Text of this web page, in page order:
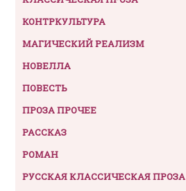
КОНТРКУЛЬТУРА
МАГИЧЕСКИЙ РЕАЛИЗМ
НОВЕЛЛА
ПОВЕСТЬ
ПРОЗА ПРОЧЕЕ
РАССКАЗ
РОМАН
РУССКАЯ КЛАССИЧЕСКАЯ ПРОЗА